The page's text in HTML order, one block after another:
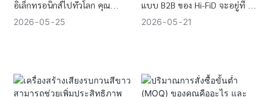
อิเล็กทรอนิกส์ไปทั่วโลก คุณ
จำเป็นต้องมี มาตรฐาน CE (ยุโรป)
กำหนดด้านสิ่งแวดล้อม และBSCI
เพื่อพิสูจน์ถึงการผลิตอย่างมี
2026 05 25
แบบ B2B ของ Hi-FiD จะอยู่ที่ 30
ถึง 45 วัน ซึ่งรวมถึงการประมวลผล
(หรือมากกว่า 30 วันทางเรือ) เรา
ให้บริการประสานงานด้านโลจิสติ
2026 05 21